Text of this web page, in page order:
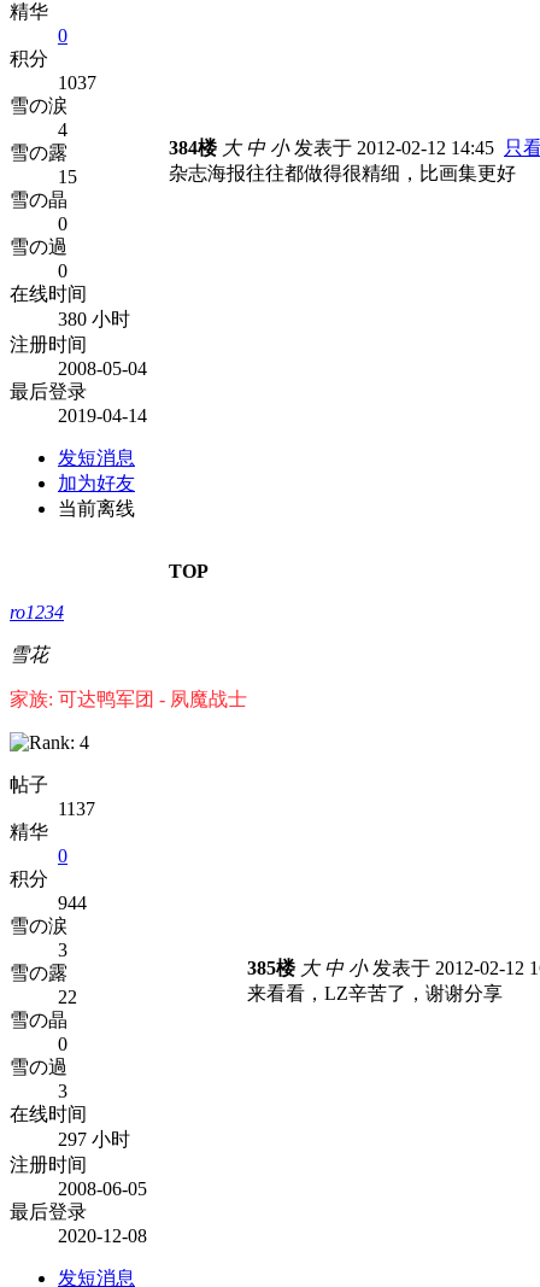
精华
0
积分
1037
雪の涙
4
雪の露
15
雪の晶
0
雪の過
0
在线时间
380 小时
注册时间
2008-05-04
最后登录
2019-04-14
发短消息
加为好友
当前离线
384楼 大 中 小发表于 2012-02-12 14:45 只
杂志海报往往都做得很精细，比画集更好
TOP
ro1234
雪花
家族: 可达鸭军团 - 夙魔战士
帖子
1137
精华
0
积分
944
雪の涙
3
雪の露
22
雪の晶
0
雪の過
3
在线时间
297 小时
注册时间
2008-06-05
最后登录
2020-12-08
发短消息
385楼 大 中 小发表于 2012-02-12
来看看，LZ辛苦了，谢谢分享